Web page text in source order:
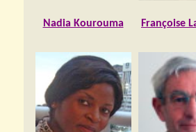
Nadia Kourouma Françoise